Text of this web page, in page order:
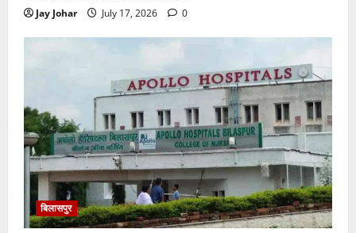
Jay Johar July 17, 2026 0
बिलासपुर